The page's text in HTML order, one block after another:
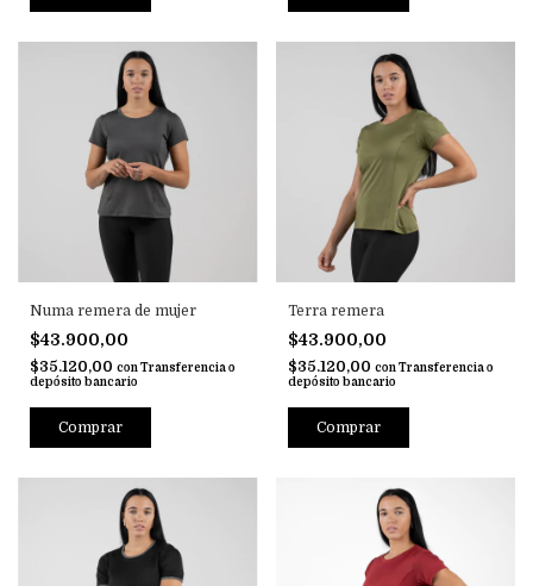
Numa remera de mujer
$43.900,00
$35.120,00 con Transferencia o
depósito bancario
Comprar
Terra remera
$43.900,00
$35.120,00 con Transferencia o
depósito bancario
Comprar